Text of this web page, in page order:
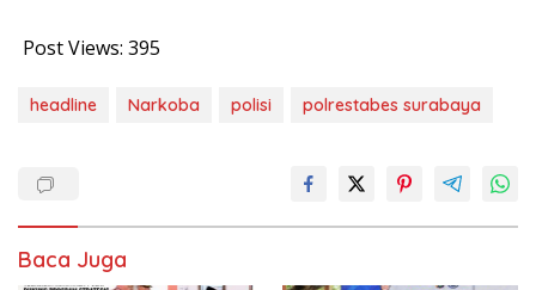
Post Views: 395
headline Narkoba polisi polrestabes surabaya
Baca Juga